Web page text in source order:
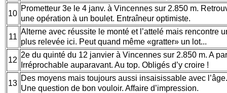
10
Prometteur 3e le 4 janv. à Vincennes sur 2.850 m.
une opération à un boulet. Entraîneur optimiste.
11
Alterne avec réussite le monté et l’attelé mais rencontre
plus relevée ici. Peut quand même «gratter» un lot...
12
2e du quinté du 12 janvier à Vincennes sur 2.850 m. A
Irréprochable auparavant. Au top. Obligés d’y croire !
13
Des moyens mais toujours aussi insaisissable avec
Une question de bon vouloir. Affaire d’impression.